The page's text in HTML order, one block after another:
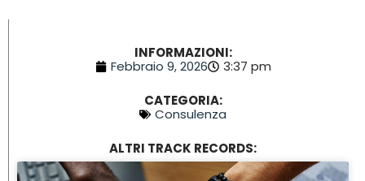
INFORMAZIONI:
Febbraio 9, 2026
3:37 pm
CATEGORIA:
Consulenza
ALTRI TRACK RECORDS: